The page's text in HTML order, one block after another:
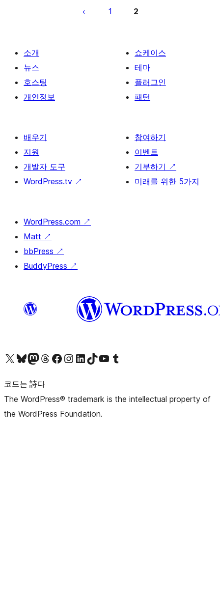
1 2
소개
뉴스
호스팅
개인정보
쇼케이스
테마
플러그인
패턴
배우기
지원
개발자 도구
WordPress.tv ↗
참여하기
이벤트
기부하기 ↗
미래를 위한 5가지
WordPress.com ↗
Matt ↗
bbPress ↗
BuddyPress ↗
X(이전 트위터) 계정 방문하기블루스카이 계정 방문하기마스토돈 계정 방문하기스레드 계정 방문하기 페이스북 페이지 방문하기인스타그램 계정 방문하기 LinkedIn 계정 방문하기틱톡 계정 방문하기유튜브 채널 방문하기 텀블러 계정 방문하기
코드는 詩다
The WordPress® trademark is the intellectual property of
the WordPress Foundation.